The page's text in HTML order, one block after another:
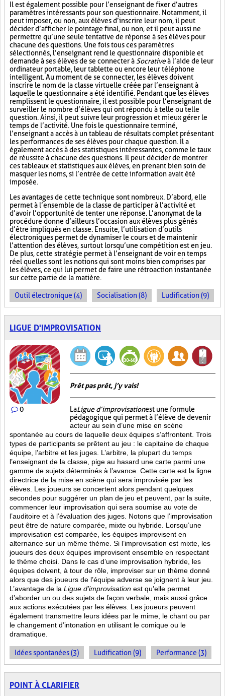
Il est également possible pour l’enseignant de fixer d’autres
paramètres intéressants pour son questionnaire. Notamment, il
peut imposer, ou non, aux élèves d’inscrire leur nom, il peut
décider d’afficher le pointage final, ou non, et il peut aussi ne
permettre qu’une seule tentative de réponse à ses élèves pour
chacune des questions. Une fois tous ces paramètres
sélectionnés, l’enseignant rend le questionnaire disponible et
demande à ses élèves de se connecter à Socrativeà l’aide de leur
ordinateur portable, leur tablette ou encore leur téléphone
intelligent. Au moment de se connecter, les élèves doivent
inscrire le nom de la classe virtuelle créée par l’enseignant à
laquelle le questionnaire a été identifié. Pendant que les élèves
remplissent le questionnaire, il est possible pour l’enseignant de
surveiller le nombre d’élèves qui ont répondu à telle ou telle
question. Ainsi, il peut suivre leur progression et mieux gérer le
temps de l’activité. Une fois le questionnaire terminé,
l’enseignant a accès à un tableau de résultats complet présentant
les performances de ses élèves pour chaque question. Il a
également accès à des statistiques intéressantes, comme le taux
de réussite à chacune des questions. Il peut décider de montrer
ces tableaux et statistiques aux élèves, en prenant bien soin de
masquer les noms, si l’entrée de cette information avait été
imposée.
Les avantages de cette technique sont nombreux. D’abord, elle
permet à l’ensemble de la classe de participer à l’activité et
d’avoir l’opportunité de tenter une réponse. L’anonymat de la
procédure donne d’ailleurs l’occasion aux élèves plus gênés
d’être impliqués en classe. Ensuite, l’utilisation d’outils
électroniques permet de dynamiser le cours et de maintenir
l’attention des élèves, surtout lorsqu’une compétition est en jeu.
De plus, cette stratégie permet à l’enseignant de voir en temps
réel quelles sont les notions qui sont moins bien comprises par
les élèves, ce qui lui permet de faire une rétroaction instantanée
sur cette partie de la matière.
Outil électronique (4) Socialisation (8) Ludification (9)
LIGUE D'IMPROVISATION
0
Prêt pas prêt, j’y vais!
LaLigue d’improvisationest une formule
pédagogique qui permet à l’élève de devenir
acteur au sein d’une mise en scène
spontanée au cours de laquelle deux équipes s’affrontent. Trois
types de participants se prêtent au jeu : le capitaine de chaque
équipe, l’arbitre et les juges. L’arbitre, la plupart du temps
l’enseignant de la classe, pige au hasard une carte parmi une
gamme de sujets déterminés à l’avance. Cette carte est la ligne
directrice de la mise en scène qui sera improvisée par les
élèves. Les joueurs se concertent alors pendant quelques
secondes pour suggérer un plan de jeu et peuvent, par la suite,
commencer leur improvisation qui sera soumise au vote de
l’auditoire et à l’évaluation des juges. Notons que l’improvisation
peut être de nature comparée, mixte ou hybride. Lorsqu’une
improvisation est comparée, les équipes improvisent en
alternance sur un même thème. Si l’improvisation est mixte, les
joueurs des deux équipes improvisent ensemble en respectant
le thème choisi. Dans le cas d’une improvisation hybride, les
équipes doivent, à tour de rôle, improviser sur un thème donné
alors que des joueurs de l’équipe adverse se joignent à leur jeu.
L’avantage de la Ligue d’improvisation est qu’elle permet
d’aborder un ou des sujets de façon verbale, mais aussi grâce
aux actions exécutées par les élèves. Les joueurs peuvent
également transmettre leurs idées par le mime, le chant ou par
le changement d’intonation en utilisant le comique ou le
dramatique.
Idées spontanées (3) Ludification (9) Performance (3)
POINT À CLARIFIER